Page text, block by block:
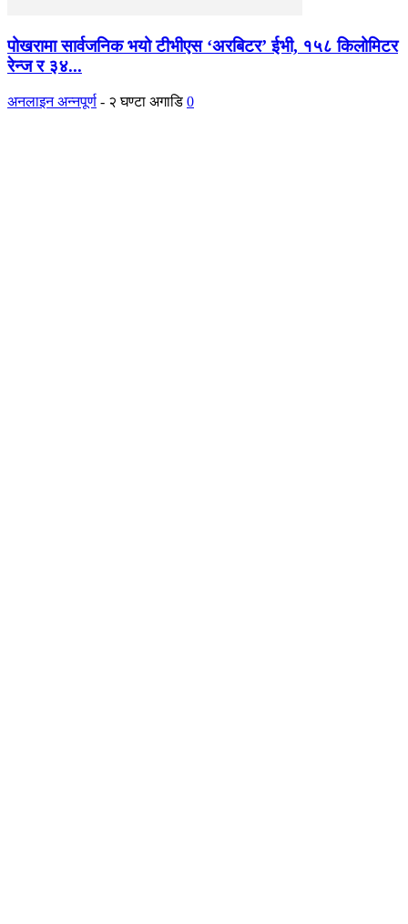
पोखरामा सार्वजनिक भयो टीभीएस ‘अरबिटर’ ईभी, १५८ किलोमिटर
रेन्ज र ३४...
अनलाइन अन्नपूर्ण - २ घण्टा अगाडि 0